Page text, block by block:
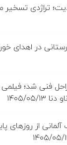
تراژدی تسخیر
در اهدای
فنی شد؛
دنا ۱۴۰۵/۰۵/۱۳
از روزهای
۰۵/۱۳